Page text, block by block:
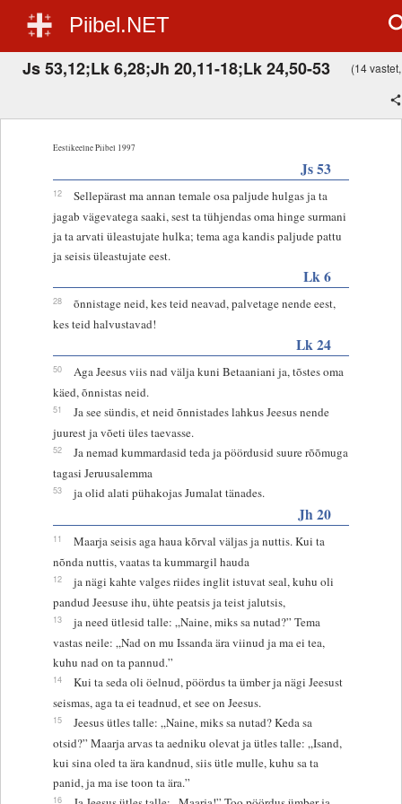
Piibel.NET
Js 53,12;Lk 6,28;Jh 20,11-18;Lk 24,50-53 (14
Eestikeelne Piibel 1997
Js 53
12
Sellepärast ma annan temale osa paljude hulgas ja ta
jagab vägevatega saaki, sest ta tühjendas oma hinge surmani
ja ta arvati üleastujate hulka; tema aga kandis paljude pattu
ja seisis üleastujate eest.
Lk 6
28
õnnistage neid, kes teid neavad, palvetage nende eest,
kes teid halvustavad!
Lk 24
50
Aga Jeesus viis nad välja kuni Betaaniani ja, tõstes oma
käed, õnnistas neid.
51
Ja see sündis, et neid õnnistades lahkus Jeesus nende
juurest ja võeti üles taevasse.
52
Ja nemad kummardasid teda ja pöördusid suure rõõmuga
tagasi Jeruusalemma
53 ja olid alati pühakojas Jumalat tänades.
Jh 20
11
Maarja seisis aga haua kõrval väljas ja nuttis. Kui ta
nõnda nuttis, vaatas ta kummargil hauda
12
ja nägi kahte valges riides inglit istuvat seal, kuhu oli
pandud Jeesuse ihu, ühte peatsis ja teist jalutsis,
13
ja need ütlesid talle: „Naine, miks sa nutad?” Tema
vastas neile: „Nad on mu Issanda ära viinud ja ma ei tea,
kuhu nad on ta pannud.”
14
Kui ta seda oli öelnud, pöördus ta ümber ja nägi Jeesust
seismas, aga ta ei teadnud, et see on Jeesus.
15
Jeesus ütles talle: „Naine, miks sa nutad? Keda sa
otsid?” Maarja arvas ta aedniku olevat ja ütles talle: „Isand,
kui sina oled ta ära kandnud, siis ütle mulle, kuhu sa ta
panid, ja ma ise toon ta ära.”
16